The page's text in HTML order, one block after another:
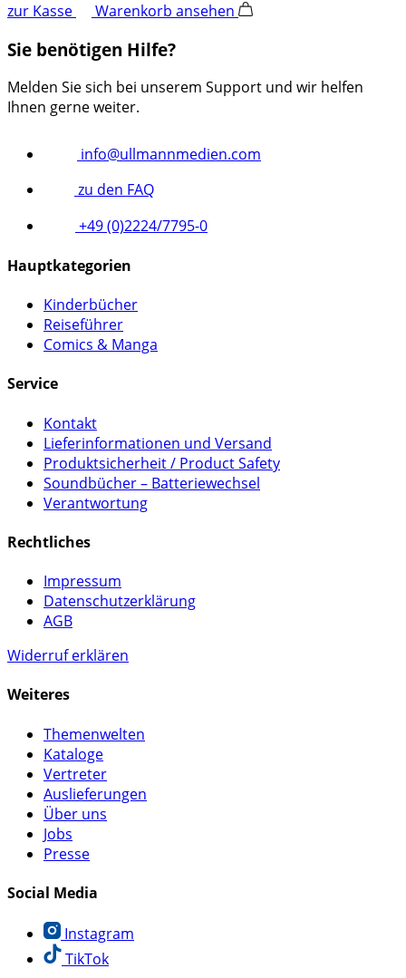
zur Kasse
Warenkorb ansehen
Sie benötigen Hilfe?
Melden Sie sich bei unserem Support und wir helfen
Ihnen gerne weiter.
info@ullmannmedien.com
zu den FAQ
+49 (0)2224/7795-0
Hauptkategorien
Kinderbücher
Reiseführer
Comics & Manga
Service
Kontakt
Lieferinformationen und Versand
Produktsicherheit / Product Safety
Soundbücher – Batteriewechsel
Verantwortung
Rechtliches
Impressum
Datenschutzerklärung
AGB
Widerruf erklären
Weiteres
Themenwelten
Kataloge
Vertreter
Auslieferungen
Über uns
Jobs
Presse
Social Media
Instagram
TikTok